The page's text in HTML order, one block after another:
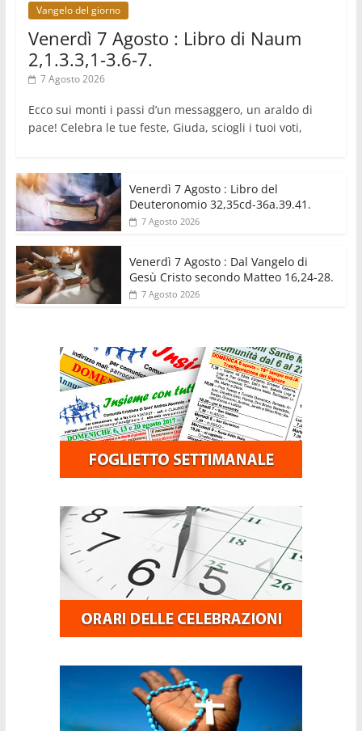
Vangelo del giorno
Venerdì 7 Agosto : Libro di Naum
2,1.3.3,1-3.6-7.
7 Agosto 2026
Ecco sui monti i passi d’un messaggero, un araldo di
pace! Celebra le tue feste, Giuda, sciogli i tuoi voti,
Venerdì 7 Agosto : Libro del
Deuteronomio 32,35cd-36a.39.41.
7 Agosto 2026
Venerdì 7 Agosto : Dal Vangelo di
Gesù Cristo secondo Matteo 16,24-28.
7 Agosto 2026